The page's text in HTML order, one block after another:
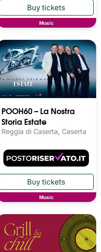
Music
POOH60 – La Nostra
Storia Estate
Reggia di Caserta, Caserta
Music